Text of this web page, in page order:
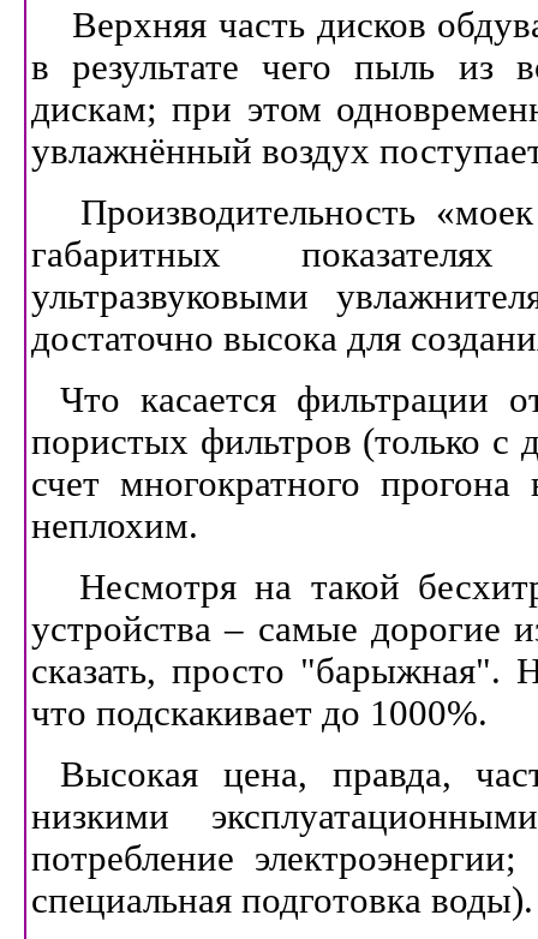
Верхняя часть дисков
в результате чего пыль из
дискам; при этом
увлажнённый воздух
Производительность
габаритных
ультразвуковыми
достаточно высока для
Что касается фильтрации
пористых фильтров (только с
счет многократного
неплохим.
Несмотря на такой
устройства – самые дорогие
сказать, просто
что подскакивает до 1000%.
Высокая цена, правда,
низкими
потребление
специальная подготовка воды).